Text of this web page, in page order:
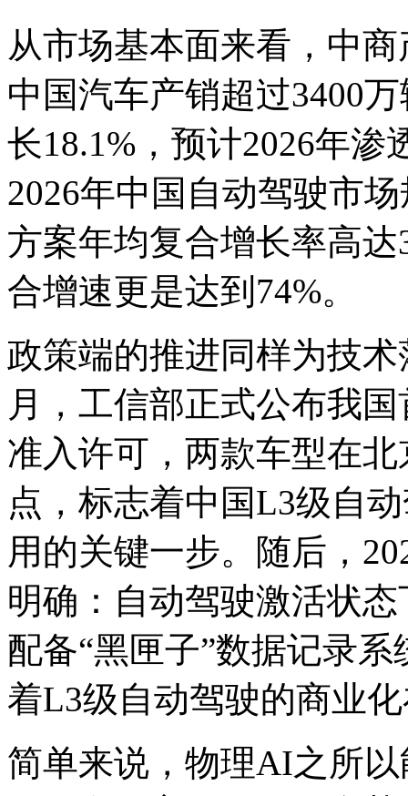
从市场基本面来看，中
中国汽车产销超过3400
长18.1%，预计2026年
2026年中国自动驾驶市
方案年均复合增长率高达
合增速更是达到74%。
政策端的推进同样为技
月，工信部正式公布我
准入许可，两款车型在
点，标志着中国L3级自
用的关键一步。随后，
明确：自动驾驶激活状
配备“黑匣子”数据记录
着L3级自动驾驶的商业
简单来说，物理AI之所